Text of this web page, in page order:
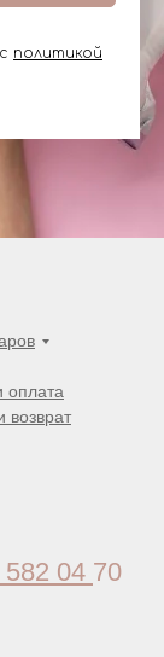
политикой
оплата
возврат
04 70